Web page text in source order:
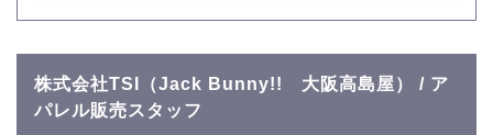
株式会社TSI（Jack Bunny!! 大阪高島屋） / ア
パレル販売スタッフ